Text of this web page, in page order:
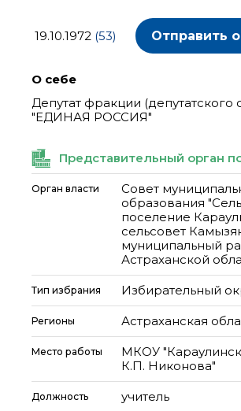
19.10.1972 (53) Отправить
О себе
Депутат фракции (депутатского
"ЕДИНАЯ РОССИЯ"
Представительный орган
Орган власти
Совет
образования
поселение
сельсовет
муниципальный
Астраханской
Тип избрания Избирательный
Регионы Астраханская
Место работы
МКОУ
К.П. Никонова"
Должность учитель